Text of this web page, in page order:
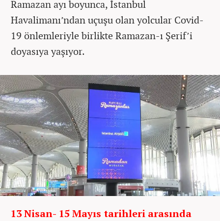
Ramazan ayı boyunca, İstanbul
Havalimanı’ndan uçuşu olan yolcular Covid-
19 önlemleriyle birlikte Ramazan-ı Şerif’i
doyasıya yaşıyor.
13 Nisan- 15 Mayıs tarihleri arasında